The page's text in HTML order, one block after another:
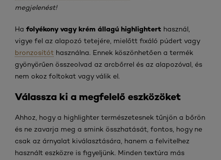
megjelenést!
Ha folyékony vagy krém állagú highlightert használ,
vigye fel az alapozó tetejére, mielőtt fixáló púdert vagy
bronzosítót használna. Ennek köszönhetően a termék
gyönyörűen összeolvad az arcbőrrel és az alapozóval, és
nem okoz foltokat vagy válik el.
Válassza ki a megfelelő eszközöket
Ahhoz, hogy a highlighter természetesnek tűnjön a bőrön
és ne zavarja meg a smink összhatását, fontos, hogy ne
csak az árnyalat kiválasztására, hanem a felvitelhez
használt eszközre is figyeljünk. Minden textúra más